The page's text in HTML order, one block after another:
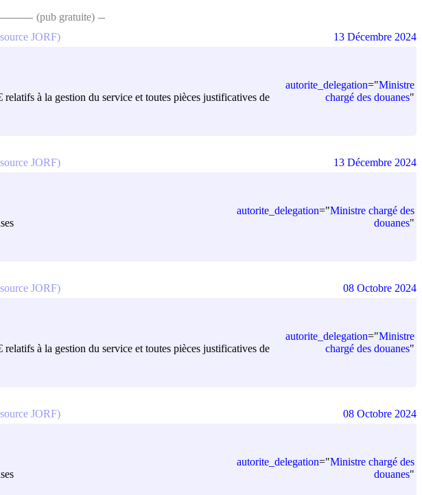
(pub gratuite)
à la gestion du service et toutes pièces justificatives de
autorite_delegation="Ministre
chargé des douanes"
JORF) 13 Décembre 2024
autorite_delegation="Ministre chargé des
douanes"
JORF) 13 Décembre 2024
à la gestion du service et toutes pièces justificatives de
autorite_delegation="Ministre
chargé des douanes"
JORF) 08 Octobre 2024
autorite_delegation="Ministre chargé des
douanes"
JORF) 08 Octobre 2024